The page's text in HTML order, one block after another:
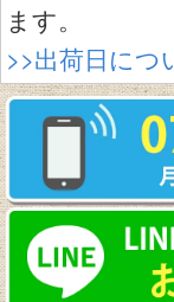
ます。
>>出荷日につ